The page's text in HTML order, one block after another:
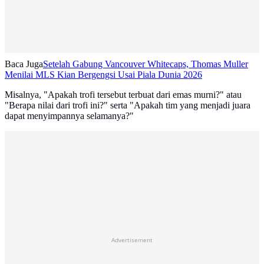
Baca JugaSetelah Gabung Vancouver Whitecaps, Thomas Muller
Menilai MLS Kian Bergengsi Usai Piala Dunia 2026
Misalnya, "Apakah trofi tersebut terbuat dari emas murni?" atau
"Berapa nilai dari trofi ini?" serta "Apakah tim yang menjadi juara
dapat menyimpannya selamanya?"
Advertisement